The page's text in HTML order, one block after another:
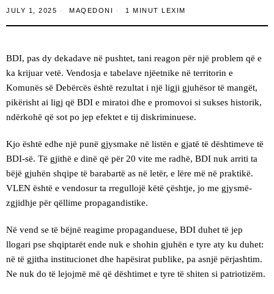
JULY 1, 2025 MAQEDONI 1 MINUT LEXIM
BDI, pas dy dekadave në pushtet, tani reagon për një problem që e
ka krijuar vetë. Vendosja e tabelave njëetnike në territorin e
Komunës së Debërcës është rezultat i një ligji gjuhësor të mangët,
pikërisht ai ligj që BDI e miratoi dhe e promovoi si sukses historik,
ndërkohë që sot po jep efektet e tij diskriminuese.
Kjo është edhe një punë gjysmake në listën e gjatë të dështimeve të
BDI-së. Të gjithë e dinë që për 20 vite me radhë, BDI nuk arriti ta
bëjë gjuhën shqipe të barabartë as në letër, e lëre më në praktikë.
VLEN është e vendosur ta rregullojë këtë çështje, jo me gjysmë-
zgjidhje për qëllime propagandistike.
Në vend se të bëjnë reagime propaganduese, BDI duhet të jep
llogari pse shqiptarët ende nuk e shohin gjuhën e tyre aty ku duhet:
në të gjitha institucionet dhe hapësirat publike, pa asnjë përjashtim.
Ne nuk do të lejojmë më që dështimet e tyre të shiten si patriotizëm.